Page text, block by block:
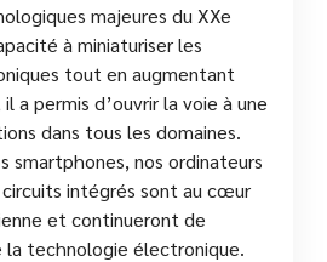
majeures du XXe
à miniaturiser les
tout en augmentant
a permis d’ouvrir la voie à une
dans tous les domaines.
smartphones, nos ordinateurs
intégrés sont au cœur
et continueront de
la technologie électronique.